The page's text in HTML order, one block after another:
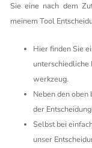
Sie eine nach dem
meinem Tool
Hier finden Sie
unterschiedliche
werkzeug.
Neben den
der
Selbst bei
unser